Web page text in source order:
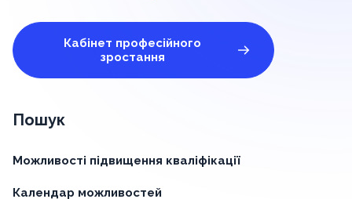
Кабінет професійного
зростання
Пошук
Можливості підвищення кваліфікації
Календар можливостей